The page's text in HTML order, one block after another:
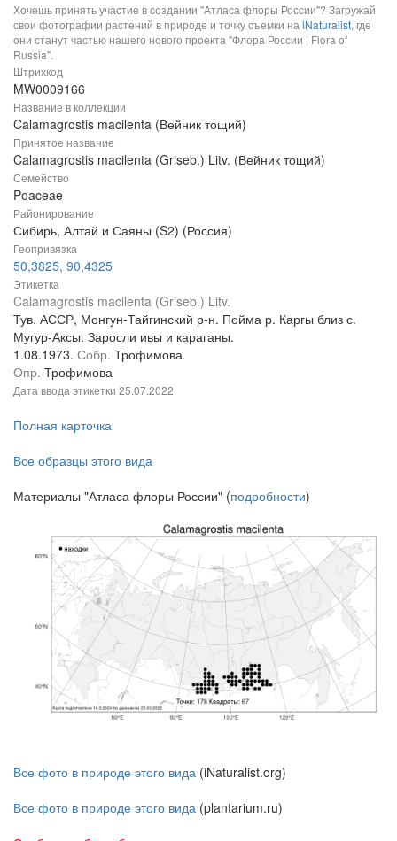
Хочешь принять участие в создании "Атласа флоры России"? Загружай
свои фотографии растений в природе и точку съемки на iNaturalist, где
они станут частью нашего нового проекта "Флора России | Flora of
Russia".
Штрихкод
MW0009166
Название в коллекции
Calamagrostis macilenta (Вейник тощий)
Принятое название
Calamagrostis macilenta (Griseb.) Litv. (Вейник тощий)
Семейство
Poaceae
Районирование
Сибирь, Алтай и Саяны (S2) (Россия)
Геопривязка
50,3825, 90,4325
Этикетка
Calamagrostis macilenta (Griseb.) Litv.
Тув. АССР, Монгун-Тайгинский р-н. Пойма р. Каргы близ с.
Мугур-Аксы. Заросли ивы и караганы.
1.08.1973. Собр. Трофимова
Опр. Трофимова
Дата ввода этикетки 25.07.2022
Полная карточка
Все образцы этого вида
Материалы "Атласа флоры России" (подробности)
Все фото в природе этого вида (iNaturalist.org)
Все фото в природе этого вида (plantarium.ru)